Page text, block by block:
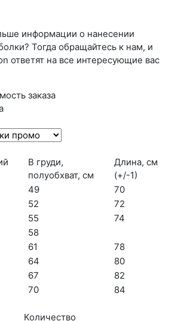
информации о нанесении
Тогда обращайтесь к нам, и
ответят на все интересующие вас
заказа
В груди,
полуобхват, см
Длина, см
(+/-1)
49
70
52
72
55
74
58
61
78
64
80
67
82
70 84
Количество